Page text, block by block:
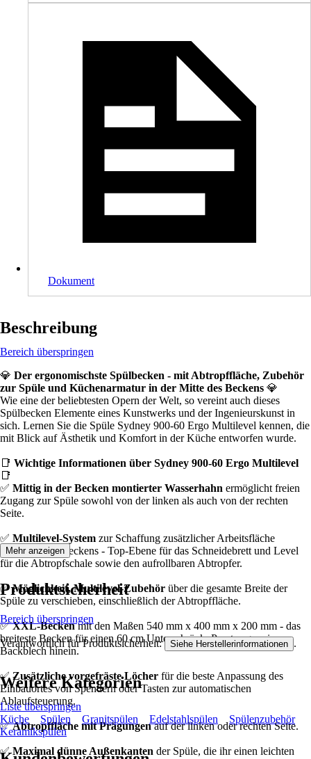
Dokument
Beschreibung
Bereich überspringen
💎 Der ergonomischste Spülbecken - mit Abtropffläche, Zubehör
zur Spüle und Küchenarmatur in der Mitte des Beckens 💎
Wie eine der beliebtesten Opern der Welt, so vereint auch dieses
Spülbecken Elemente eines Kunstwerks und der Ingenieurskunst in
sich. Lernen Sie die Spüle Sydney 900-60 Ergo Multilevel kennen, die
mit Blick auf Ästhetik und Komfort in der Küche entworfen wurde.
📑 Wichtige Informationen über Sydney 900-60 Ergo Multilevel
📑
✅ Mittig in der Becken montierter Wasserhahn ermöglicht freien
Zugang zur Spüle sowohl von der linken als auch von der rechten
Seite.
✅ Multilevel-System zur Schaffung zusätzlicher Arbeitsfläche
innerhalb des Beckens - Top-Ebene für das Schneidebrett und Level
für die Abtropfschale sowie den aufrollbaren Abtropfer.
✅Möglichkeit, Multilevel-Zubehör über die gesamte Breite der
Spüle zu verschieben, einschließlich der Abtropffläche.
✅XXL-Beckenmit den Maßen 540 mm x 400 mm x 200 mm - das
breiteste Becken für einen 60 cm Unterschränk. Passt sogar ein
Backblech hinein.
✅Zusätzliche vorgefräste Löcher für die beste Anpassung des
Einbauortes von Spendern oder Tasten zur automatischen
Ablaufsteuerung.
✅Abtropffläche mit Prägungenauf der linken oder rechten Seite.
✅Maximal dünne Außenkanten der Spüle, die ihr einen leichten
Mehr anzeigen
Produktsicherheit
Bereich überspringen
Verantwortlich für Produktsicherheit: Siehe Herstellerinformationen .
Weitere Kategorien
Liste überspringen
Küche
Spülen Granitspülen Edelstahlspülen
Spülenzubehör
Keramikspülen